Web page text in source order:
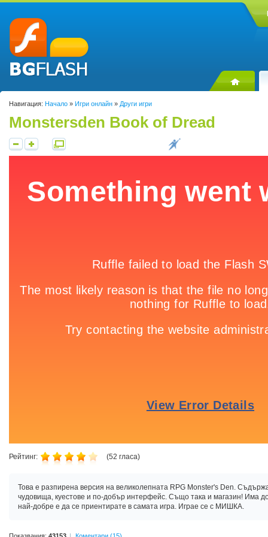
Навигация: Начало » Игри онлайн » Други игри
Monstersden Book of Dread
Рейтинг: (52 гласа)
Това е разпирена версия на великолепната RPG Monster's Den.
чудовища, куестове и по-добър интерфейс. Също така и магазин! Има
най-добре е да се приентирате в самата игра. Играе се с МИШКА.